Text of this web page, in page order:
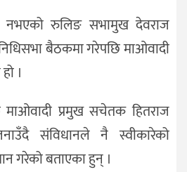
नभएको रुलिङ सभामुख देवराज
बैठकमा गरेपछि माओवादी
।
प्रमुख सचेतक हितराज
संविधानले नै स्वीकारेको
गरेको बताएका हुन् ।